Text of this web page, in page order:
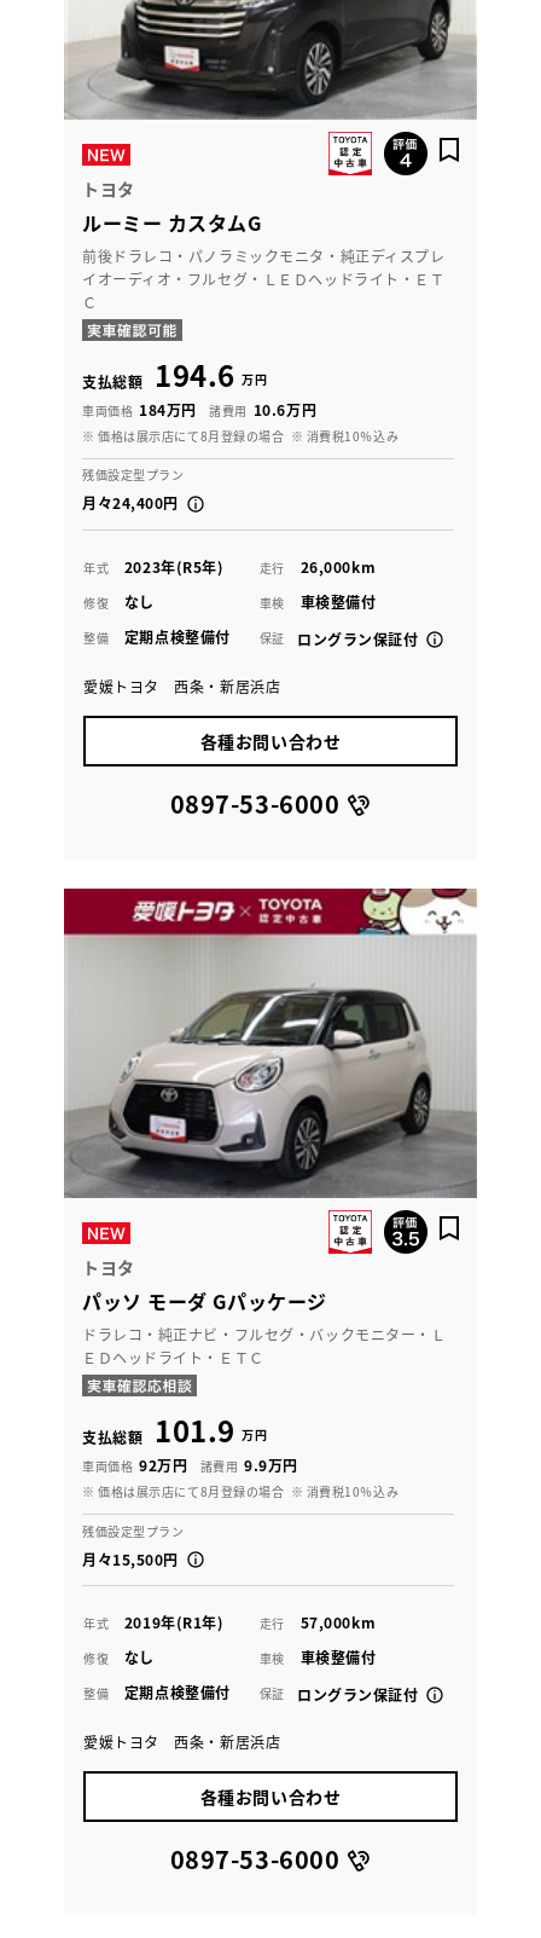
トヨタ
ルーミー カスタムG
前後ドラレコ・パノラミックモニタ・純正ディスプレ
イオーディオ・フルセグ・ＬＥＤヘッドライト・ＥＴ
Ｃ
支払総額 194.6 万円
車両価格 184万円 諸費用 10.6万円
※ 価格は展示店にて8月登録の場合 ※ 消費税10％込み
残価設定型プラン
月々24,400円
年式 2023年(R5年) 走行 26,000km
修復 なし 車検 車検整備付
整備 定期点検整備付 保証 ロングラン保証付
愛媛トヨタ 西条・新居浜店
各種お問い合わせ
0897-53-6000
トヨタ
パッソ モーダ Gパッケージ
ドラレコ・純正ナビ・フルセグ・バックモニター・Ｌ
ＥＤヘッドライト・ＥＴＣ
支払総額 101.9 万円
車両価格 92万円 諸費用 9.9万円
※ 価格は展示店にて8月登録の場合 ※ 消費税10％込み
残価設定型プラン
月々15,500円
年式 2019年(R1年) 走行 57,000km
修復 なし 車検 車検整備付
整備 定期点検整備付 保証 ロングラン保証付
愛媛トヨタ 西条・新居浜店
各種お問い合わせ
0897-53-6000